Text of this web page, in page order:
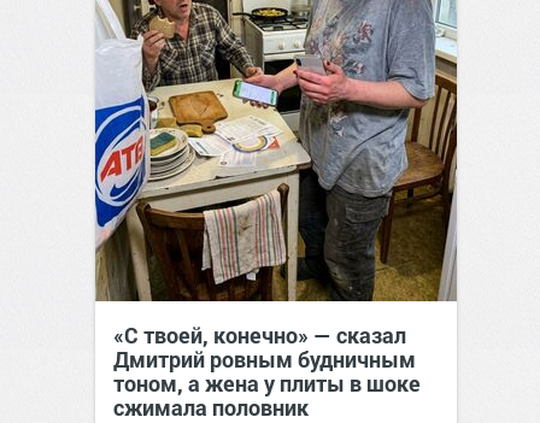
«С твоей, конечно» — сказал
Дмитрий ровным будничным
тоном, а жена у плиты в шоке
сжимала половник